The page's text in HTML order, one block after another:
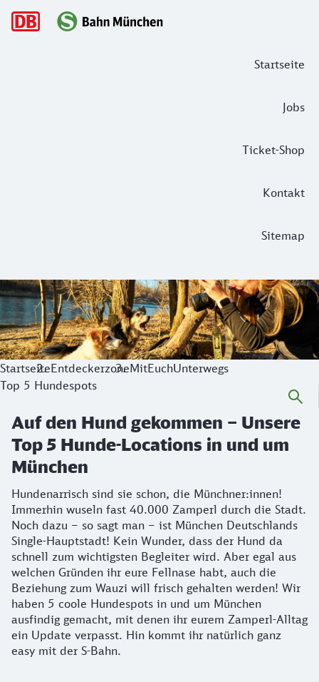
Startseite
Jobs
Ticket-Shop
Kontakt
Sitemap
Hauptnavigation
Auf den Hund gekommen – Unsere
Hundenarrisch sind sie schon, die Münchner:innen!
StartseiteEntdeckerzoneMitEuchUnterwegs
Top 5 Hundespots
Auf den Hund gekommen – Unsere
Top 5 Hunde-Locations in und um
München
Hundenarrisch sind sie schon, die Münchner:innen!
Immerhin wuseln fast 40.000 Zamperl durch die Stadt.
Noch dazu – so sagt man – ist München Deutschlands
Single-Hauptstadt! Kein Wunder, dass der Hund da
schnell zum wichtigsten Begleiter wird. Aber egal aus
welchen Gründen ihr eure Fellnase habt, auch die
Beziehung zum Wauzi will frisch gehalten werden! Wir
haben 5 coole Hundespots in und um München
ausfindig gemacht, mit denen ihr eurem Zamperl-Alltag
ein Update verpasst. Hin kommt ihr natürlich ganz
easy mit der S-Bahn.